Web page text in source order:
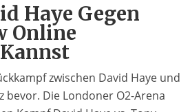
Haye Gegen
Online
zwischen David Haye und
bevor. Die Londoner O2-Arena